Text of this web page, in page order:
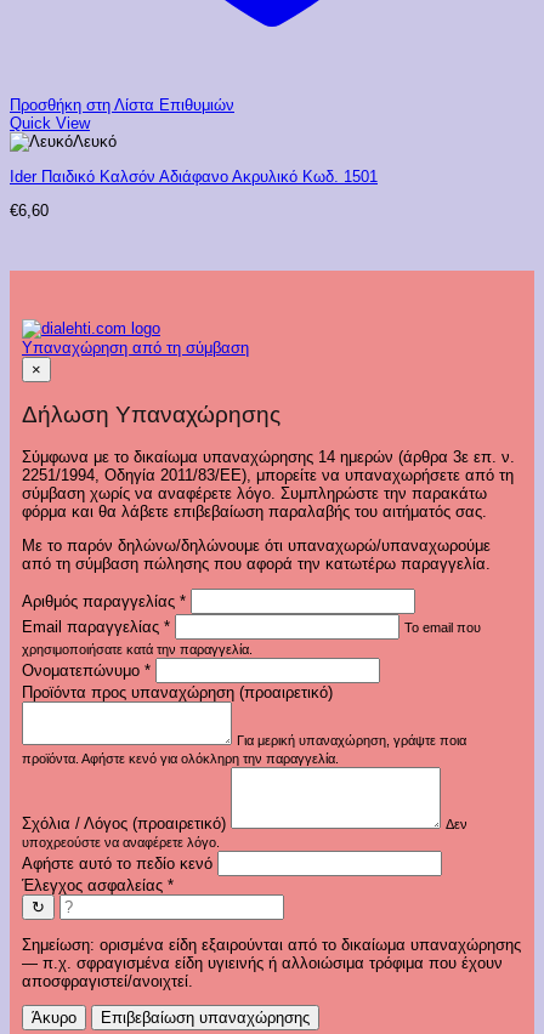
Προσθήκη στη Λίστα Επιθυμιών
Quick View
Λευκό
Ider Παιδικό Καλσόν Αδιάφανο Ακρυλικό Κωδ. 1501
€6,60
Υπαναχώρηση από τη σύμβαση
×
Δήλωση Υπαναχώρησης
Σύμφωνα με το δικαίωμα υπαναχώρησης 14 ημερών (άρθρα 3ε επ. ν.
2251/1994, Οδηγία 2011/83/ΕΕ), μπορείτε να υπαναχωρήσετε από τη
σύμβαση χωρίς να αναφέρετε λόγο. Συμπληρώστε την παρακάτω
φόρμα και θα λάβετε επιβεβαίωση παραλαβής του αιτήματός σας.
Με το παρόν δηλώνω/δηλώνουμε ότι υπαναχωρώ/υπαναχωρούμε
από τη σύμβαση πώλησης που αφορά την κατωτέρω παραγγελία.
Αριθμός παραγγελίας *
Email παραγγελίας *
Το email που
χρησιμοποιήσατε κατά την παραγγελία.
Ονοματεπώνυμο *
Προϊόντα προς υπαναχώρηση (προαιρετικό)
Για μερική υπαναχώρηση, γράψτε ποια
προϊόντα. Αφήστε κενό για ολόκληρη την παραγγελία.
Σχόλια / Λόγος (προαιρετικό)
Δεν
υποχρεούστε να αναφέρετε λόγο.
Αφήστε αυτό το πεδίο κενό
Έλεγχος ασφαλείας *
↻
Σημείωση: ορισμένα είδη εξαιρούνται από το δικαίωμα υπαναχώρησης
— π.χ. σφραγισμένα είδη υγιεινής ή αλλοιώσιμα τρόφιμα που έχουν
αποσφραγιστεί/ανοιχτεί.
Άκυρο Επιβεβαίωση υπαναχώρησης